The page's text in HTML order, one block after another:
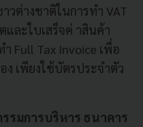
วต่างชาติในการทำ VAT
และใบเสร็จค่ าสินค้า
Full Tax Invoice เพื่อ
เพียงใช้บัตรประจำตัว
รมการบริหาร ธนาคาร